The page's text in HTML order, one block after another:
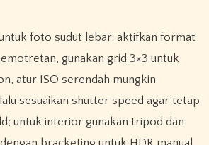
foto sudut lebar: aktifkan format
gunakan grid 3×3 untuk
atur ISO serendah mungkin
sesuaikan shutter speed agar tetap
untuk interior gunakan tripod dan